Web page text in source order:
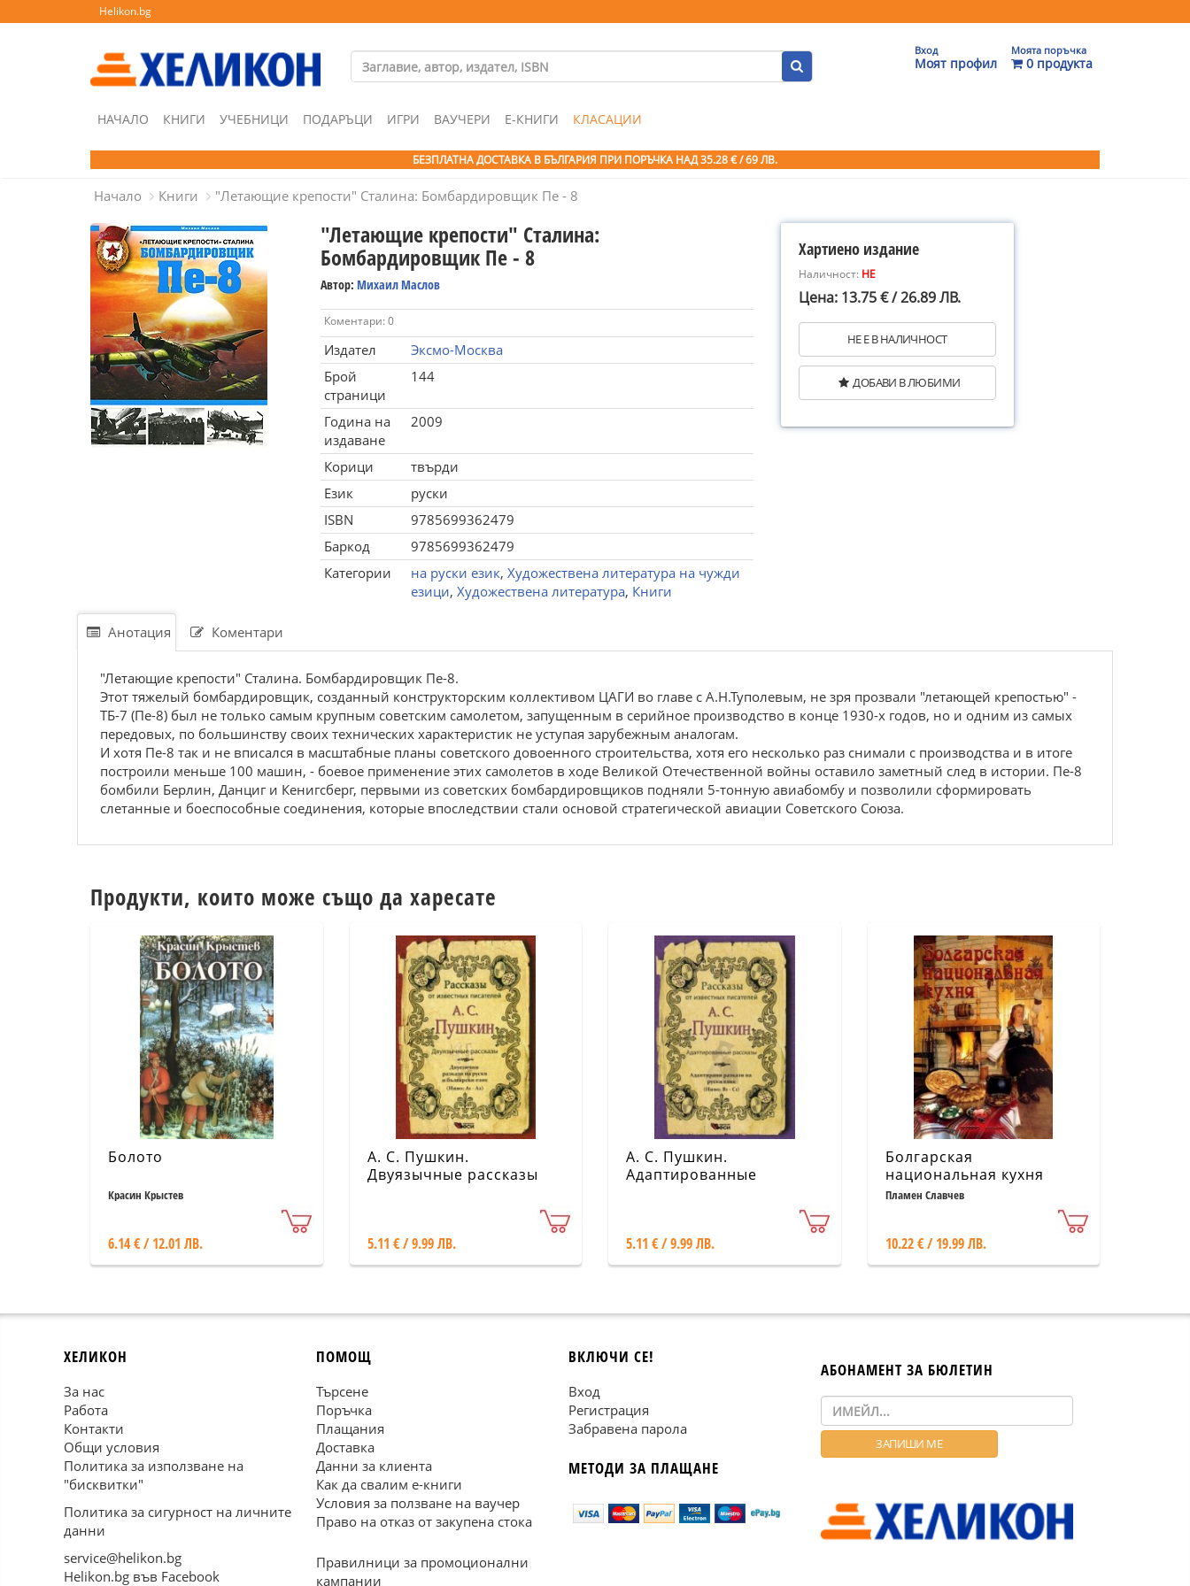
Helikon.bg
Вход
Моят профил
Моята поръчка
0 продукта
НАЧАЛО КНИГИ УЧЕБНИЦИ ПОДАРЪЦИ ИГРИ ВАУЧЕРИ Е-КНИГИ КЛАСАЦИИ
БЕЗПЛАТНА ДОСТАВКА В БЪЛГАРИЯ ПРИ ПОРЪЧКА НАД 35.28 € / 69 ЛВ.
Начало Книги "Летающие крепости" Сталина: Бомбардировщик Пе - 8
"Летающие крепости" Сталина:
Бомбардировщик Пе - 8
Автор: Михаил Маслов
Коментари: 0
Издател
Эксмо-Москва
Брой
страници
144
Година на
издаване
2009
Корици
твърди
Език
руски
ISBN
9785699362479
Баркод
9785699362479
Категории
на руски език, Художествена литература на чужди
езици, Художествена литература, Книги
Хартиено издание
Наличност: НЕ
Цена: 13.75 € / 26.89 ЛВ.
НЕ Е В НАЛИЧНОСТ
ДОБАВИ В ЛЮБИМИ
Анотация Коментари
"Летающие крепости" Сталина. Бомбардировщик Пе-8.
Этот тяжелый бомбардировщик, созданный конструкторским коллективом ЦАГИ во главе с А.Н.Туполевым, не зря прозвали "летающей крепостью" -
ТБ-7 (Пе-8) был не только самым крупным советским самолетом, запущенным в серийное производство в конце 1930-х годов, но и одним из самых
передовых, по большинству своих технических характеристик не уступая зарубежным аналогам.
И хотя Пе-8 так и не вписался в масштабные планы советского довоенного строительства, хотя его несколько раз снимали с производства и в итоге
построили меньше 100 машин, - боевое применение этих самолетов в ходе Великой Отечественной войны оставило заметный след в истории. Пе-8
бомбили Берлин, Данциг и Кенигсберг, первыми из советских бомбардировщиков подняли 5-тонную авиабомбу и позволили сформировать
слетанные и боеспособные соединения, которые впоследствии стали основой стратегической авиации Советского Союза.
Продукти, които може също да харесате
Болото
Красин Крыстев
6.14 € / 12.01 ЛВ.
А. С. Пушкин.
Двуязычные рассказы
5.11 € / 9.99 ЛВ.
А. С. Пушкин.
Адаптированные
5.11 € / 9.99 ЛВ.
Болгарская
национальная кухня
Пламен Славчев
10.22 € / 19.99 ЛВ.
ХЕЛИКОН
За нас
Работа
Контакти
Общи условия
Политика за използване на
"бисквитки"
Политика за сигурност на личните
данни
service@helikon.bg
Helikon.bg във Facebook
ПОМОЩ
Търсене
Поръчка
Плащания
Доставка
Данни за клиента
Как да свалим е-книги
Условия за ползване на ваучер
Право на отказ от закупена стока
Правилници за промоционални
кампании
ВКЛЮЧИ СЕ!
Вход
Регистрация
Забравена парола
МЕТОДИ ЗА ПЛАЩАНЕ
АБОНАМЕНТ ЗА БЮЛЕТИН